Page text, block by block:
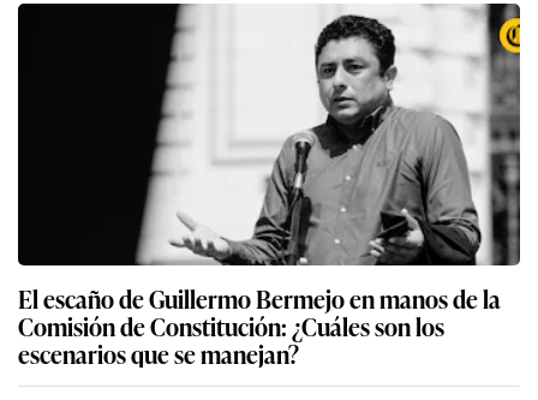
El escaño de Guillermo Bermejo en manos de la
Comisión de Constitución: ¿Cuáles son los
escenarios que se manejan?